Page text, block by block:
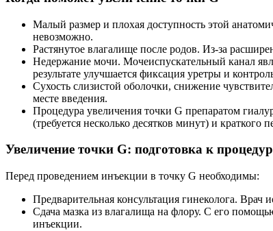
Малый размер и плохая доступность этой
невозможно.
Растянутое влагалище после родов. Из-за
Недержание мочи. Мочеиспускательный канал
результате улучшается фиксация уретры и
Сухость слизистой оболочки, снижение
месте введения.
Процедура увеличения точки G препаратом
(требуется несколько десятков минут) и
Увеличение точки G: подготовка к
Перед проведением инъекции в точку G необходимы:
Предварительная консультация гинеколога.
Сдача мазка из влагалища на флору. С его
инъекции.